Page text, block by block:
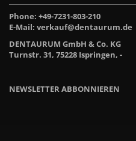
Phone: +49-7231-803-210
E-Mail: verkauf@dentaurum.de
DENTAURUM GmbH & Co. KG
Turnstr. 31, 75228 Ispringen, -
NEWSLETTER ABBONNIEREN